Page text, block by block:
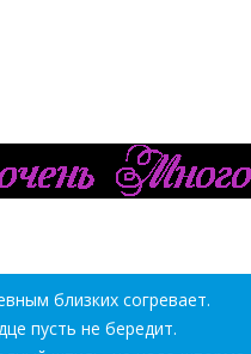
близких согревает.
пусть не бередит.